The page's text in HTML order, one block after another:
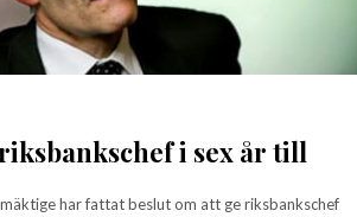
i sex år till
har fattat beslut om att ge riksbankschef